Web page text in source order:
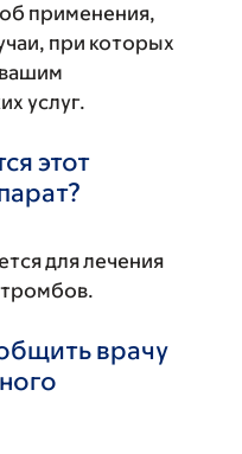
применения,
при которых
услуг.
этот
для лечения
врачу